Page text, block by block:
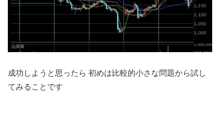
成功しようと思ったら 初めは比較的小さな問題から試し
てみることです